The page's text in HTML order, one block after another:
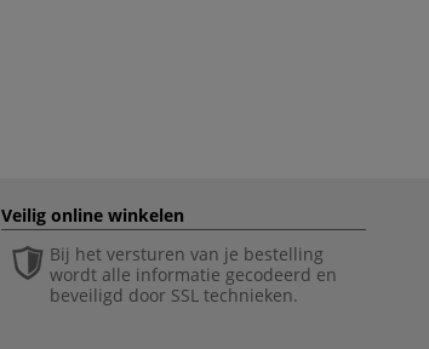
Veilig online winkelen
Bij het versturen van je bestelling
wordt alle informatie gecodeerd en
beveiligd door SSL technieken.